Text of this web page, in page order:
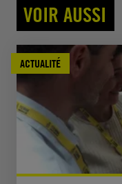
VOIR AUSSI
ACTUALITÉ